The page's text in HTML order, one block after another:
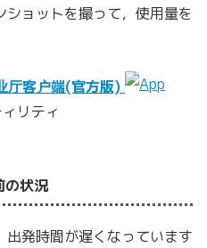
ョットを撮って，使用量を
厅客户端(官方版)
リティ
の状況
出発時間が遅くなっています